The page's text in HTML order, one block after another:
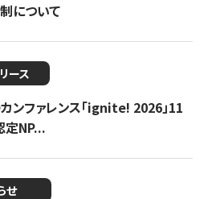
について
ース
ンファレンス「ignite! 2026」11
定NP...
せ